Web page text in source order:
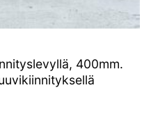
400mm.